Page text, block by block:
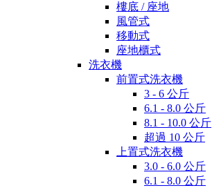
樓底 / 座地
風管式
移動式
座地櫃式
洗衣機
前置式洗衣機
3 - 6 公斤
6.1 - 8.0 公斤
8.1 - 10.0 公斤
超過 10 公斤
上置式洗衣機
3.0 - 6.0 公斤
6.1 - 8.0 公斤